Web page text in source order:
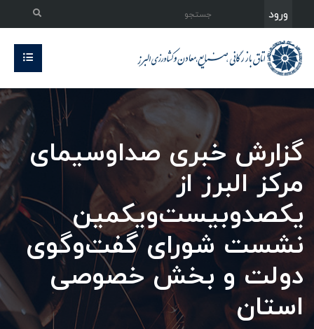
ورود
گزارش خبری صداوسیمای
مرکز البرز از
یکصدوبیست‌ویکمین
نشست شورای گفت‌وگوی
دولت و بخش خصوصی
استان